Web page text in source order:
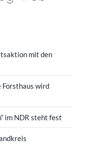
mit den
wird
im NDR steht fest